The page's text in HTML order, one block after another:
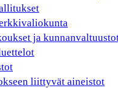
ja
liittyvät aineistot